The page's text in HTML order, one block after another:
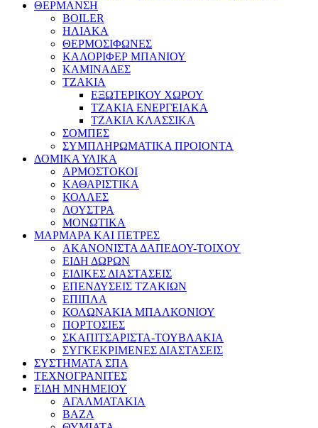
ΘΕΡΜΑΝΣΗ
BOILER
ΗΛΙΑΚΑ
ΘΕΡΜΟΣΙΦΩΝΕΣ
ΚΑΛΟΡΙΦΕΡ ΜΠΑΝΙΟΥ
ΚΑΜΙΝΑΔΕΣ
ΤΖΑΚΙΑ
ΕΞΩΤΕΡΙΚΟΥ ΧΩΡΟΥ
ΤΖΑΚΙΑ ΕΝΕΡΓΕΙΑΚΑ
ΤΖΑΚΙΑ ΚΛΑΣΣΙΚΑ
ΣΟΜΠΕΣ
ΣΥΜΠΛΗΡΩΜΑΤΙΚΑ ΠΡΟΙΟΝΤΑ
ΔΟΜΙΚΑ ΥΛΙΚΑ
ΑΡΜΟΣΤΟΚΟΙ
ΚΑΘΑΡΙΣΤΙΚΑ
ΚΟΛΛΕΣ
ΛΟΥΣΤΡΑ
ΜΟΝΩΤΙΚΑ
ΜΑΡΜΑΡΑ ΚΑΙ ΠΕΤΡΕΣ
ΑΚΑΝΟΝΙΣΤΑ ΔΑΠΕΔΟΥ-ΤΟΙΧΟΥ
ΕΙΔΗ ΔΩΡΩΝ
ΕΙΔΙΚΕΣ ΔΙΑΣΤΑΣΕΙΣ
ΕΠΕΝΔΥΣΕΙΣ ΤΖΑΚΙΩΝ
ΕΠΙΠΛΑ
ΚΟΛΩΝΑΚΙΑ ΜΠΑΛΚΟΝΙΟΥ
ΠΟΡΤΟΣΙΕΣ
ΣΚΑΠΙΤΣΑΡΙΣΤΑ-ΤΟΥΒΛΑΚΙΑ
ΣΥΓΚΕΚΡΙΜΕΝΕΣ ΔΙΑΣΤΑΣΕΙΣ
ΣΥΣΤΗΜΑΤΑ ΣΠΑ
ΤΕΧΝΟΓΡΑΝΙΤΕΣ
ΕΙΔΗ ΜΝΗΜΕΙΟΥ
ΑΓΑΛΜΑΤΑΚΙΑ
ΒΑΖΑ